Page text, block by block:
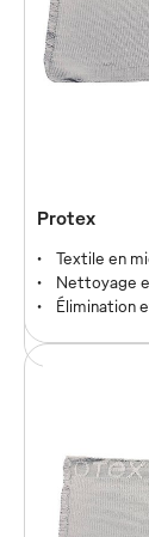
Mewatex
La lavette
Nettoyage
Nettoyage
Protex
Textile en
Nettoyage
Élimination